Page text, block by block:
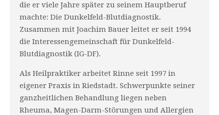
die er viele Jahre später zu seinem Hauptberuf
machte: Die Dunkelfeld-Blutdiagnostik.
Zusammen mit Joachim Bauer leitet er seit 1994
die Interessengemeinschaft für Dunkelfeld-
Blutdiagnostik (IG-DF).
Als Heilpraktiker arbeitet Rinne seit 1997 in
eigener Praxis in Riedstadt. Schwerpunkte seiner
ganzheitlichen Behandlung liegen neben
Rheuma, Magen-Darm-Störungen und Allergien